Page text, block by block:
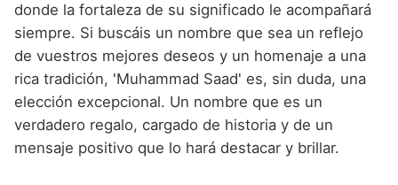
donde la fortaleza de su significado le acompañará
siempre. Si buscáis un nombre que sea un reflejo
de vuestros mejores deseos y un homenaje a una
rica tradición, 'Muhammad Saad' es, sin duda, una
elección excepcional. Un nombre que es un
verdadero regalo, cargado de historia y de un
mensaje positivo que lo hará destacar y brillar.